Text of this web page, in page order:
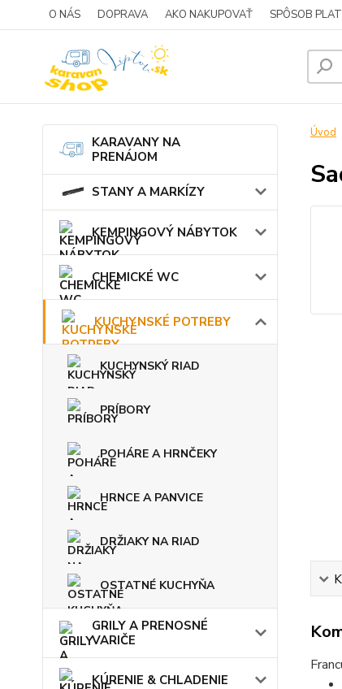
O NÁS DOPRAVA AKO NAKUPOVAŤ SPÔSOB
KARAVANY NA
PRENÁJOM
STANY A MARKÍZY
KEMPINGOVÝ NÁBYTOK
CHEMICKÉ WC
KUCHYNSKÉ POTREBY
KUCHYNSKÝ RIAD
PRÍBORY
POHÁRE A HRNČEKY
HRNCE A PANVICE
DRŽIAKY NA RIAD
OSTATNÉ KUCHYŇA
GRILY A PRENOSNÉ
VARIČE
KÚRENIE & CHLADENIE
Úvod